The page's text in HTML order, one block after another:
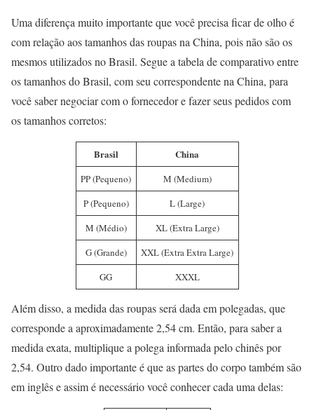
Uma diferença muito importante que você precisa ficar de olho é
com relação aos tamanhos das roupas na China, pois não são os
mesmos utilizados no Brasil. Segue a tabela de comparativo entre
os tamanhos do Brasil, com seu correspondente na China, para
você saber negociar com o fornecedor e fazer seus pedidos com
os tamanhos corretos:
Brasil China
PP (Pequeno)
M (Medium)
P (Pequeno)
L (Large)
M (Médio)
XL (Extra Large)
G (Grande)
XXL (Extra Extra Large)
GG
XXXL
Além disso, a medida das roupas será dada em polegadas, que
corresponde a aproximadamente 2,54 cm. Então, para saber a
medida exata, multiplique a polega informada pelo chinês por
2,54. Outro dado importante é que as partes do corpo também são
em inglês e assim é necessário você conhecer cada uma delas: